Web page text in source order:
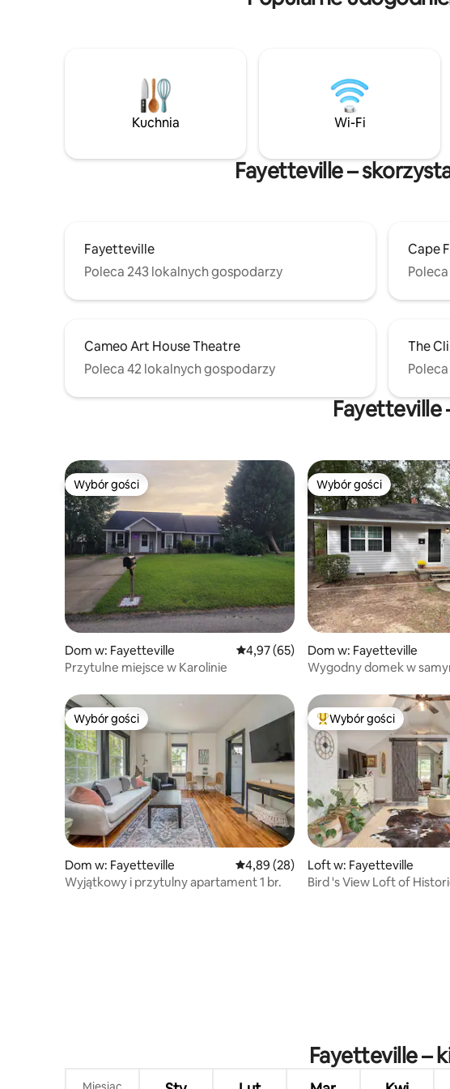
Kuchnia Wi-Fi
Fayetteville –
Fayetteville
Poleca 243 lokalnych gospodarzy
Cape
Cameo Art House Theatre
Poleca 42 lokalnych gospodarzy
The
Fayetteville
Wybór gości
Wybór gości
Dom w: Fayetteville Średnia ocena: 4,97 na 5, liczba
4,97 (65)
Przytulne miejsce w Karolinie
Wybór gości
Wybór gości
Dom w: Fayetteville
Wygodny domek w
Wybór gości
Wybór gości
Dom w: Fayetteville Średnia ocena: 4,89 na 5, liczba
4,89 (28)
Wyjątkowy i przytulny apartament 1 br.
Najpopularniejsze z
Wybór gości
Loft w: Fayetteville
Bird 's View Loft of
Fayetteville –